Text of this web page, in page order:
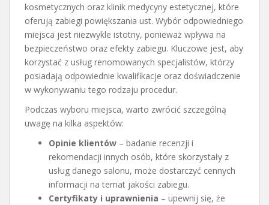
kosmetycznych oraz klinik medycyny estetycznej, które
oferują zabiegi powiększania ust. Wybór odpowiedniego
miejsca jest niezwykle istotny, ponieważ wpływa na
bezpieczeństwo oraz efekty zabiegu. Kluczowe jest, aby
korzystać z usług renomowanych specjalistów, którzy
posiadają odpowiednie kwalifikacje oraz doświadczenie
w wykonywaniu tego rodzaju procedur.
Podczas wyboru miejsca, warto zwrócić szczególną
uwagę na kilka aspektów:
Opinie klientów – badanie recenzji i
rekomendacji innych osób, które skorzystały z
usług danego salonu, może dostarczyć cennych
informacji na temat jakości zabiegu.
Certyfikaty i uprawnienia – upewnij się, że